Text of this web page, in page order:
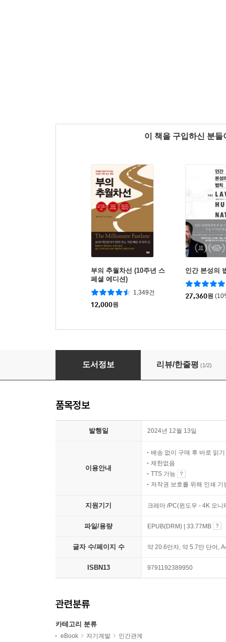
이 책을 구입하신 분
부의 추월차선 (10주년 스
페셜 에디션)
1,349건
12,000원
인간 본성의
27,360원
직장생활 인간관계론
도서정보 리뷰/한줄평 (1/2)
품목정보
발행일 2024년 12월 13일
이용안내
배송 없이 구매 후 바로 읽기
제한없음
TTS 가능
저작권 보호를 위해 인쇄 기
지원기기 크레마 /PC(윈도우 - 4K 모
파일/용량 EPUB(DRM) | 33.77MB
글자 수/페이지 수 약 20.6만자, 약 5.7만 단어,
ISBN13 9791192389950
관련분류
카테고리 분류
eBook 자기계발 인간관계